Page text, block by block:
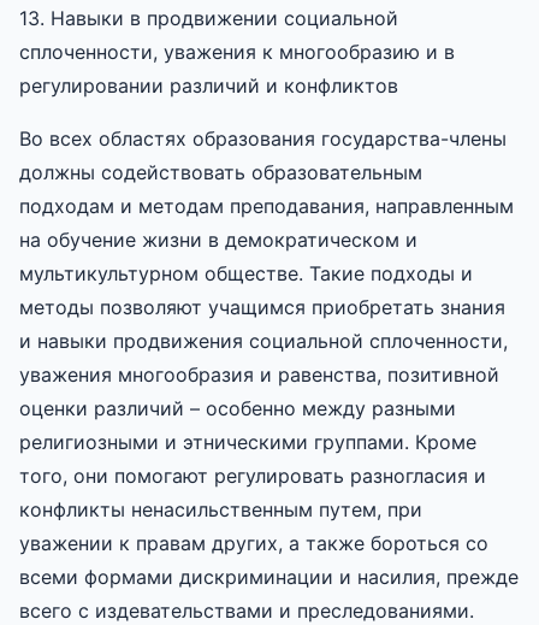
13. Навыки в продвижении социальной
сплоченности, уважения к многообразию и в
регулировании различий и конфликтов
Во всех областях образования государства-члены
должны содействовать образовательным
подходам и методам преподавания, направленным
на обучение жизни в демократическом и
мультикультурном обществе. Такие подходы и
методы позволяют учащимся приобретать знания
и навыки продвижения социальной сплоченности,
уважения многообразия и равенства, позитивной
оценки различий – особенно между разными
религиозными и этническими группами. Кроме
того, они помогают регулировать разногласия и
конфликты ненасильственным путем, при
уважении к правам других, а также бороться со
всеми формами дискриминации и насилия, прежде
всего с издевательствами и преследованиями.